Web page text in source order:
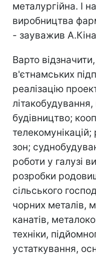
металургійна. І
виробництва
- зауважив
Варто
в'єтнамських
реалізацію
будівництво;
зон;
роботи у галузі
розробки
сільського
чорних металів,
канатів,
техніки,
устаткування,